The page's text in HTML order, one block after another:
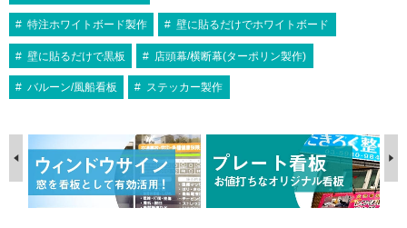
特注ホワイトボード製作 壁に貼るだけでホワイトボード
壁に貼るだけで黒板 店頭幕/横断幕(ターポリン製作)
バルーン/風船看板 ステッカー製作